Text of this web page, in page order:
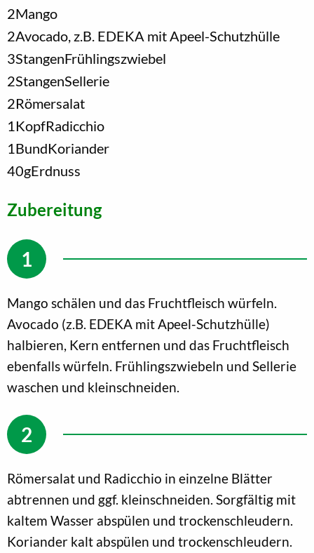
2Mango
2Avocado, z.B. EDEKA mit Apeel-Schutzhülle
3StangenFrühlingszwiebel
2StangenSellerie
2Römersalat
1 KopfRadicchio
1 BundKoriander
40gErdnuss
Zubereitung
Mango schälen und das Fruchtfleisch würfeln.
Avocado (z.B. EDEKA mit Apeel-Schutzhülle)
halbieren, Kern entfernen und das Fruchtfleisch
ebenfalls würfeln. Frühlingszwiebeln und Sellerie
waschen und kleinschneiden.
Römersalat und Radicchio in einzelne Blätter
abtrennen und ggf. kleinschneiden. Sorgfältig mit
kaltem Wasser abspülen und trockenschleudern.
Koriander kalt abspülen und trockenschleudern.